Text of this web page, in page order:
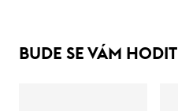
BUDE SE VÁM HODIT